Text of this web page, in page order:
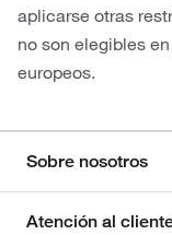
aplicarse otras
no son elegibles
europeos.
Sobre nosotros
Atención al